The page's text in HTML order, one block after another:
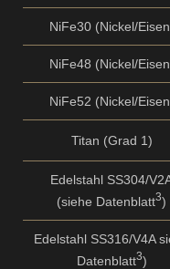
NiFe30 (Nickel/
NiFe48 (Nickel/
NiFe52 (Nickel/
Titan (Grad 1)
Edelstahl SS304/
(siehe Datenblatt3)
Edelstahl SS316/V4A
Datenblatt3)